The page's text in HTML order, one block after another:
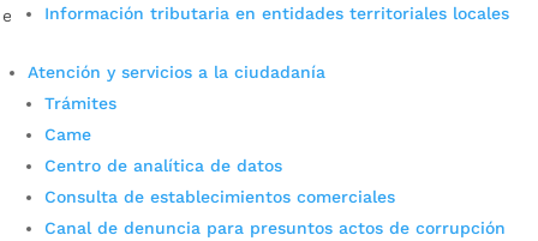
Información tributaria en entidades territoriales locales
Atención y servicios a la ciudadanía
Trámites
Came
Centro de analítica de datos
Consulta de establecimientos comerciales
Canal de denuncia para presuntos actos de corrupción
en su infraestructura educativa.